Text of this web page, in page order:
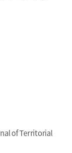
of Territorial